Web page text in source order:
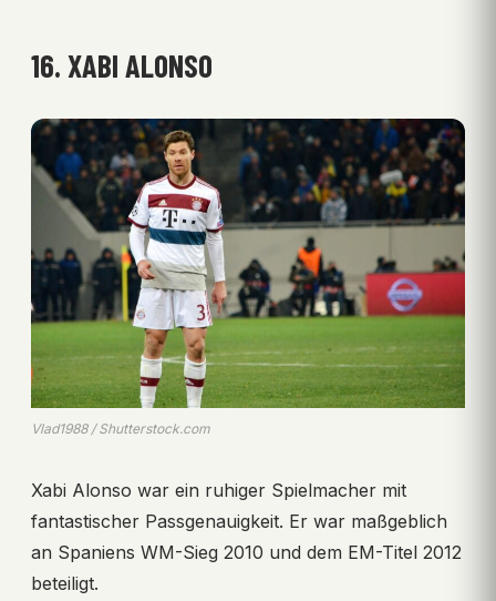
16. XABI ALONSO
Vlad1988 / Shutterstock.com
Xabi Alonso war ein ruhiger Spielmacher mit
fantastischer Passgenauigkeit. Er war maßgeblich
an Spaniens WM-Sieg 2010 und dem EM-Titel 2012
beteiligt.